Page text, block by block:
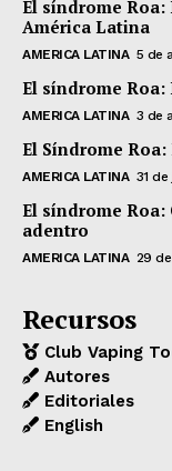
El síndrome
América Latina
AMERICA LATINA 5 de
El síndrome
AMERICA LATINA 3 de
El Síndrome
AMERICA LATINA 31
El síndrome Roa:
adentro
AMERICA LATINA 29
Recursos
Club Vaping
Autores
Editoriales
English